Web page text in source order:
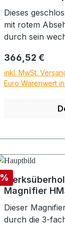
Dieses
mit rotem
durch sein
Bauweise, den
Solarmodus
Es eignet sich
Reflexvisiere
Optiken auf
einem
Kompromisse.
schnelle
geöffneten
Regulärer Preis:
366,52 €
inkl. MwSt.
Euro Warenwert
Rabatt
%
Magnifier
Picatinny/
Dieser
durch die 3-